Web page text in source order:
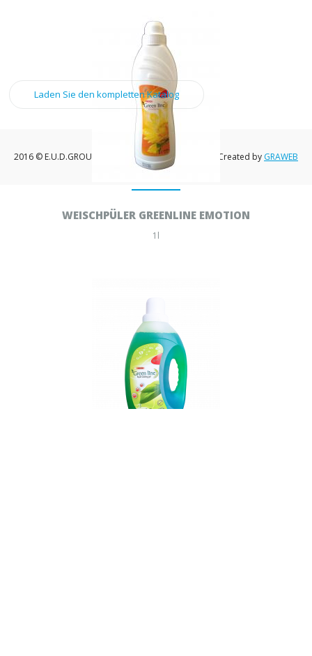
WEISCHPÜLER GREENLINE EMOTION
1l
Laden Sie den kompletten Katalog
2016 © E.U.D.GROUP, a.s. Created by GRAWEB